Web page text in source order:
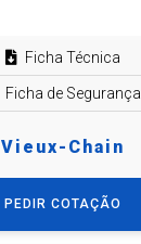
Ficha Técnica
Ficha de Segurança
Vieux-Chain
PEDIR COTAÇÃO